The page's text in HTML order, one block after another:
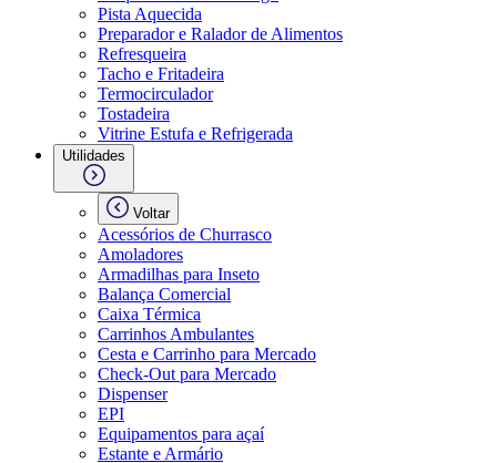
Pista Aquecida
Preparador e Ralador de Alimentos
Refresqueira
Tacho e Fritadeira
Termocirculador
Tostadeira
Vitrine Estufa e Refrigerada
Utilidades
Voltar
Acessórios de Churrasco
Amoladores
Armadilhas para Inseto
Balança Comercial
Caixa Térmica
Carrinhos Ambulantes
Cesta e Carrinho para Mercado
Check-Out para Mercado
Dispenser
EPI
Equipamentos para açaí
Estante e Armário